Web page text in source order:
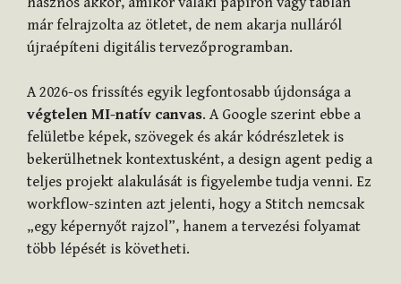
már felrajzolta az ötletet, de nem akarja nulláról
újraépíteni digitális tervezőprogramban.
A 2026-os frissítés egyik legfontosabb újdonsága a
végtelen MI-natív canvas. A Google szerint ebbe a
felületbe képek, szövegek és akár kódrészletek is
bekerülhetnek kontextusként, a design agent pedig a
teljes projekt alakulását is figyelembe tudja venni. Ez
workflow-szinten azt jelenti, hogy a Stitch nemcsak
„egy képernyőt rajzol”, hanem a tervezési folyamat
több lépését is követheti.